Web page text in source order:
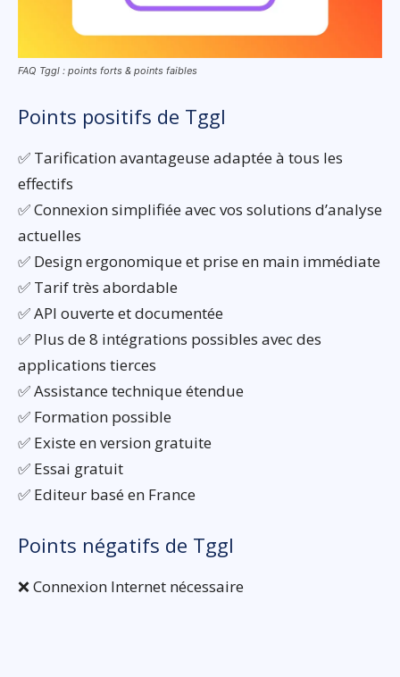
FAQ Tggl : points forts & points faibles
Points positifs de Tggl
✅ Tarification avantageuse adaptée à tous les
effectifs
✅ Connexion simplifiée avec vos solutions d’analyse
actuelles
✅ Design ergonomique et prise en main immédiate
✅ Tarif très abordable
✅ API ouverte et documentée
✅ Plus de 8 intégrations possibles avec des
applications tierces
✅ Assistance technique étendue
✅ Formation possible
✅ Existe en version gratuite
✅ Essai gratuit
✅ Editeur basé en France
Points négatifs de Tggl
❌ Connexion Internet nécessaire